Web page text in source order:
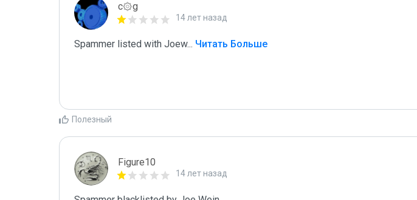
c۞g
14 лет назад
Spammer listed with Joew... Читать Больше
Полезный
Figure10
14 лет назад